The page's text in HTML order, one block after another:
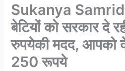
Sukanya
बेटियों को सरकार दे
रुपयेकी मदद, आपको
250 रूपये